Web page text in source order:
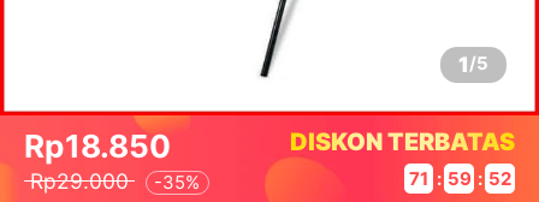
1/5
Rp18.850
Rp29.000 -35%
DISKON TERBATAS
71 : 59 : 52